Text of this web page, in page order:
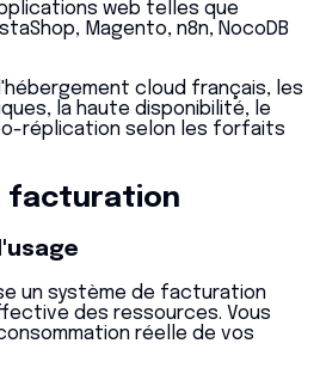
web telles que
Magento, n8n, NocoDB
cloud français, les
la haute disponibilité, le
réplication selon les forfaits
facturation
un système de facturation
des ressources. Vous
réelle de vos